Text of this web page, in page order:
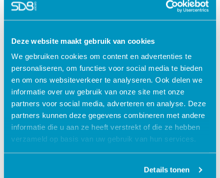
Deze website maakt gebruik van cookies
We gebruiken cookies om content en advertenties te
personaliseren, om functies voor social media te bieden
en om ons websiteverkeer te analyseren. Ook delen we
informatie over uw gebruik van onze site met onze
partners voor social media, adverteren en analyse. Deze
partners kunnen deze gegevens combineren met andere
informatie die u aan ze heeft verstrekt of die ze hebben
verzameld op basis van uw gebruik van hun services.
Details tonen
Lees verder
Jouw data veilig in de cloud